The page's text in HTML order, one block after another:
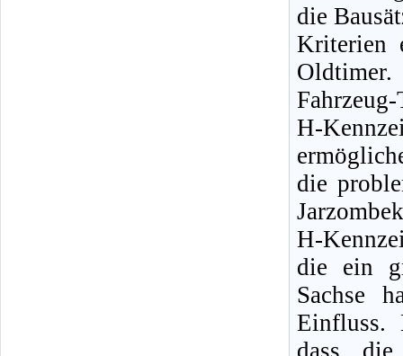
die
Kriterien
H-
die
H-
die ein
Sachse
Einfluss.